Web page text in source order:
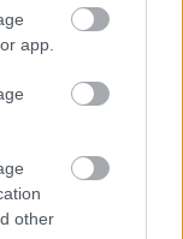
app.
other